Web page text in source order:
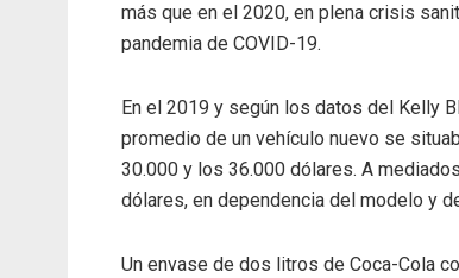
más que en el 2020, en plena crisis
pandemia de COVID-19.
En el 2019 y según los datos del Kelly
promedio de un vehículo nuevo se
30.000 y los 36.000 dólares. A
dólares, en dependencia del modelo y
Un envase de dos litros de Coca-Cola